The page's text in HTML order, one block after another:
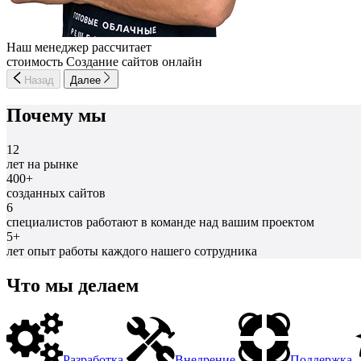
Наш менеджер рассчитает
стоимость Создание сайтов онлайн
Назад Далее
Почему мы
12
лет на рынке
400+
созданных сайтов
6
специалистов работают в команде над вашим проектом
5+
лет опыт работы каждого нашего сотрудника
Что мы делаем